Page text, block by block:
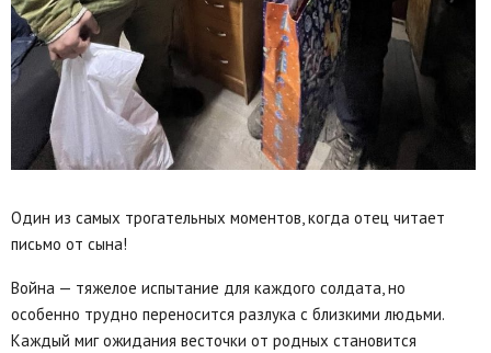
Один из самых трогательных моментов, когда отец читает
письмо от сына!
Война — тяжелое испытание для каждого солдата, но
особенно трудно переносится разлука с близкими людьми.
Каждый миг ожидания весточки от родных становится